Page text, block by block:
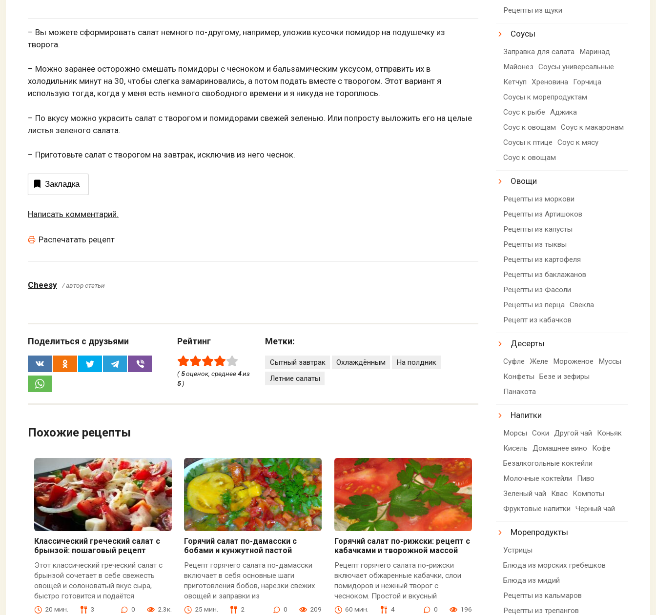
– Вы можете сформировать салат немного по-другому, например, уложив кусочки помидор на подушечку из
творога.
– Можно заранее осторожно смешать помидоры с чесноком и бальзамическим уксусом, отправить их в
холодильник минут на 30, чтобы слегка замариновались, а потом подать вместе с творогом. Этот вариант я
использую тогда, когда у меня есть немного свободного времени и я никуда не тороплюсь.
– По вкусу можно украсить салат с творогом и помидорами свежей зеленью. Или попросту выложить его на целые
листья зеленого салата.
– Приготовьте салат с творогом на завтрак, исключив из него чеснок.
Закладка
Написать комментарий.
Распечатать рецепт
Cheesy / автор статьи
Поделиться с друзьями Рейтинг
(5оценок, среднее4из
5)
Метки:
Сытный завтрак Охлаждённым
На полдник
Летние салаты
Похожие рецепты
Классический греческий салат с
брынзой: пошаговый рецепт
Этот классический греческий салат с
брынзой сочетает в себе свежесть
овощей и солоноватый вкус сыра,
быстро готовится и подаётся
20 мин. 3 0 2.3к.
Горячий салат по-дамасски с
бобами и кунжутной пастой
Рецепт горячего салата по-дамасски
включает в себя основные шаги
приготовления бобов, нарезки свежих
овощей и заправки из
25 мин. 2 0 209
Горячий салат по-рижски: рецепт с
кабачками и творожной массой
Рецепт горячего салата по-рижски
включает обжаренные кабачки, слои
помидоров и нежный творог с
чесноком. Простой и вкусный
60 мин. 4 0 196
Рецепты из щуки
Соусы
Заправка для салата
Маринад
Майонез
Соусы универсальные
Кетчуп
Хреновина
Горчица
Соусы к морепродуктам
Соус к рыбе
Аджика
Соус к овощам
Соус к макаронам
Соусы к птице
Соус к мясу
Соус к овощам
Овощи
Рецепты из моркови
Рецепты из Артишоков
Рецепты из капусты
Рецепты из тыквы
Рецепты из картофеля
Рецепты из баклажанов
Рецепты из Фасоли
Рецепты из перца Свекла
Рецепт из кабачков
Десерты
Суфле Желе Мороженое
Муссы
Конфеты
Безе и зефиры
Панакота
Напитки
Морсы Соки Другой чай
Коньяк
Кисель
Домашнее вино
Кофе
Безалкогольные коктейли
Молочные коктейли
Пиво
Зеленый чай
Квас
Компоты
Фруктовые напитки
Черный чай
Морепродукты
Устрицы
Блюда из морских гребешков
Блюда из мидий
Рецепты из кальмаров
Рецепты из трепангов